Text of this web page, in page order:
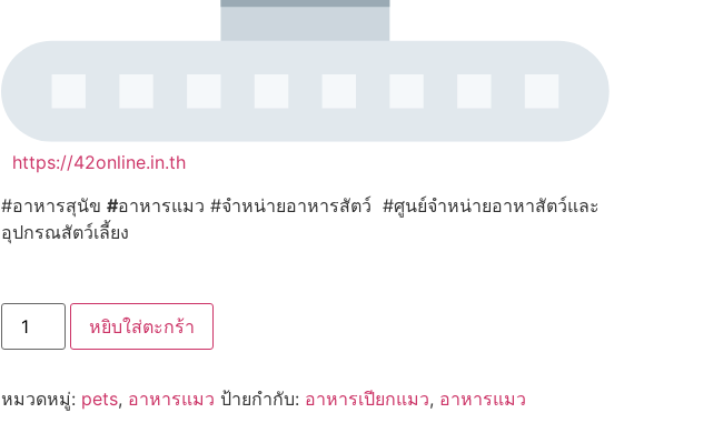
https://42online.in.th
#อาหารสุนัข #อาหารแมว #จำหน่ายอาหารสัตว์ #ศูนย์จำหน่ายอาหาสัตว์และ
อุปกรณสัตว์เลี้ยง
จำนวน
Royal
Canin
อาหาร
หยิบใส่ตะกร้า
หมวดหมู่: pets, อาหารแมว ป้ายกำกับ: อาหารเปียกแมว, อาหารแมว